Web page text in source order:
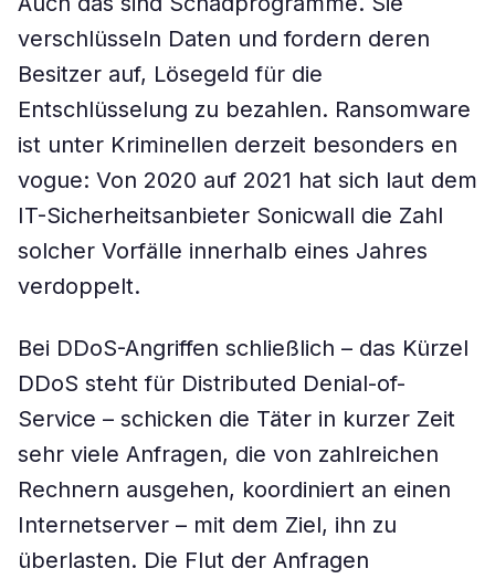
verschlüsseln Daten und fordern deren
Besitzer auf, Lösegeld für die
Entschlüsselung zu bezahlen. Ransomware
ist unter Kriminellen derzeit besonders en
vogue: Von 2020 auf 2021 hat sich laut dem
IT-Sicherheitsanbieter Sonicwall die Zahl
solcher Vorfälle innerhalb eines Jahres
verdoppelt.
Bei DDoS-Angriffen schließlich – das Kürzel
DDoS steht für Distributed Denial-of-
Service – schicken die Täter in kurzer Zeit
sehr viele Anfragen, die von zahlreichen
Rechnern ausgehen, koordiniert an einen
Internetserver – mit dem Ziel, ihn zu
überlasten. Die Flut der Anfragen